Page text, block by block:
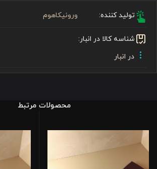
تولید کننده: ورونیکاهوم
شناسه کالا در انبار:
در انبار
محصولات مرتبط